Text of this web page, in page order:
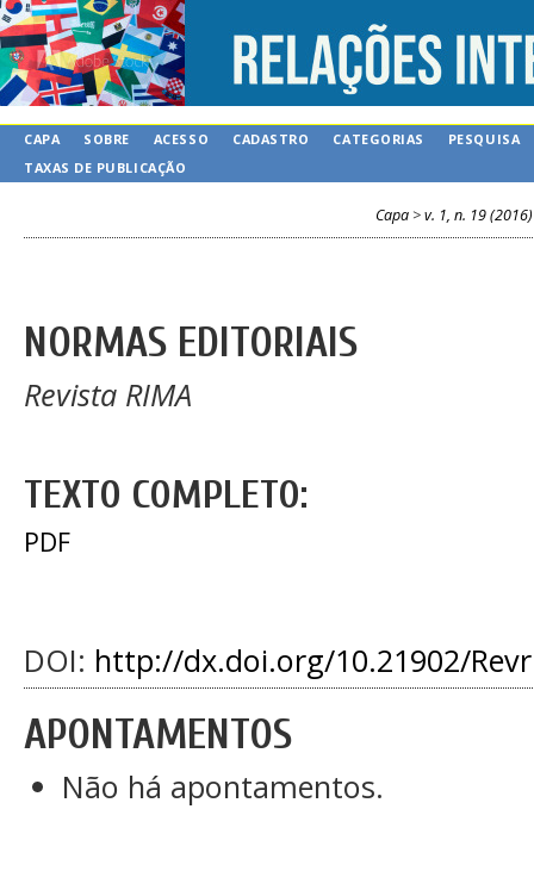
CAPA SOBRE ACESSO CADASTRO CATEGORIAS
PESQUISA
TAXAS DE PUBLICAÇÃO
Capa>v. 1, n. 19 (2016)
NORMAS EDITORIAIS
Revista RIMA
TEXTO COMPLETO:
PDF
DOI: http://dx.doi.org/10.21902/
APONTAMENTOS
Não há apontamentos.